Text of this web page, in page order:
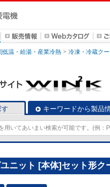
]低温・給湯・産業冷熱 冷凍・冷蔵ク
キーワードから製品
ニット [本体]セット形